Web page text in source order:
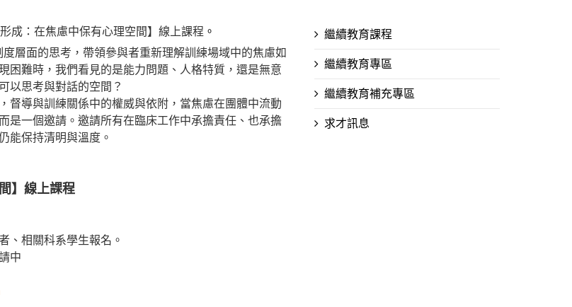
成 ：在焦慮中保有心理空間】線上課程 。
層面的思考， 帶領參與者重新理解訓練場域中的焦慮如
困難時， 我們看見的是能力問題、人格特質，還是無意
以思考與對話的空間？
督導與訓練關係中的權威與依附，當焦慮在團體中流動
而是一個邀請。邀請所有在臨床工作中承擔責任、 也承擔
能保持清明與溫度。
】線上課程
、 相關科系學生報名。
中
繼續教育課程
繼續教育專區
繼續教育補充專區
求才訊息